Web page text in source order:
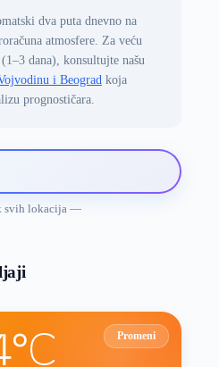
dva puta dnevno na
atmosfere. Za veću
dana), konsultujte našu
i Beogradkoja
prognostičara.
svih lokacija —
Promeni